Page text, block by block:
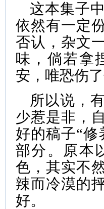
这本集子
依然有一定
否认，杂文
味，倘若拿
安，唯恐伤了
所以说，
少惹是非，
好的稿子“
部分。原本
色，其实不
辣而冷漠的
好。